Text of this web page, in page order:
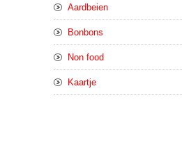
Aardbeien
Bonbons
Non food
Kaartje